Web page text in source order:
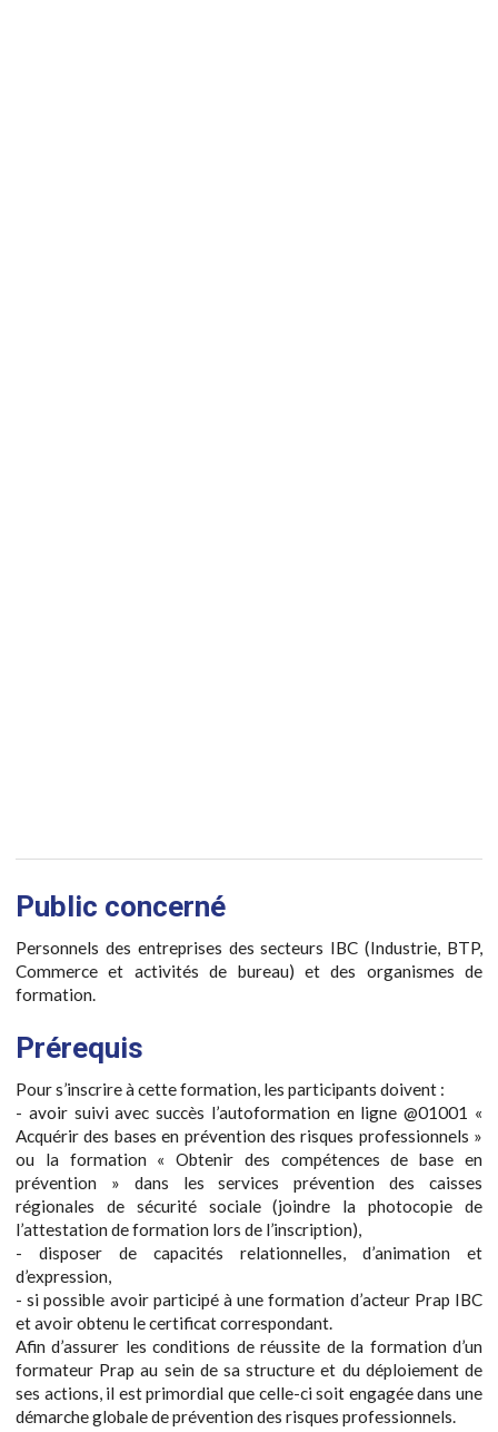
Public concerné
Personnels des entreprises des secteurs IBC (Industrie, BTP,
Commerce et activités de bureau) et des organismes de
formation.
Prérequis
Pour s’inscrire à cette formation, les participants doivent :
- avoir suivi avec succès l’autoformation en ligne @01001 «
Acquérir des bases en prévention des risques professionnels »
ou la formation « Obtenir des compétences de base en
prévention » dans les services prévention des caisses
régionales de sécurité sociale (joindre la photocopie de
l’attestation de formation lors de l’inscription),
- disposer de capacités relationnelles, d’animation et
d’expression,
- si possible avoir participé à une formation d’acteur Prap IBC
et avoir obtenu le certificat correspondant.
Afin d’assurer les conditions de réussite de la formation d’un
formateur Prap au sein de sa structure et du déploiement de
ses actions, il est primordial que celle-ci soit engagée dans une
démarche globale de prévention des risques professionnels.